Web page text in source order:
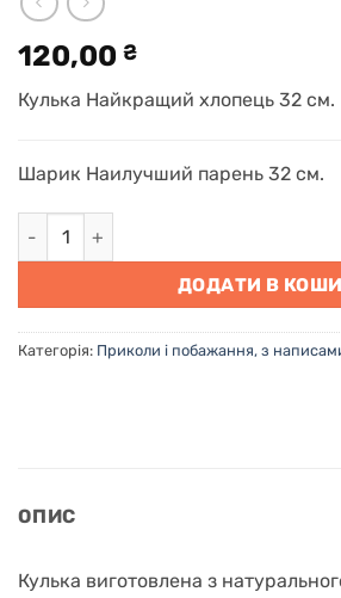
120,00 ₴
Кулька Найкращий хлопець 32 см.
Шарик Наилучший парень 32 см.
Кулька Найкращий хлопець 32 см
ДОДАТИ В
Категорія: Приколи і побажання, з
ОПИС
Кулька виготовлена з